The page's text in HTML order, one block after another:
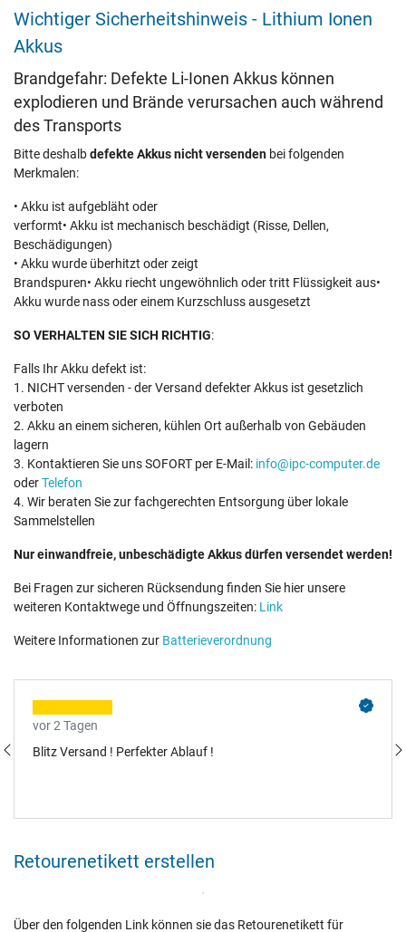
Wichtiger Sicherheitshinweis - Lithium Ionen
Akkus
Brandgefahr: Defekte Li-Ionen Akkus können
explodieren und Brände verursachen auch während
des Transports
Bitte deshalbdefekte Akkus nicht versenden bei folgenden
Merkmalen:
• Akku ist aufgebläht oder
verformt• Akku ist mechanisch beschädigt (Risse, Dellen,
Beschädigungen)
• Akku wurde überhitzt oder zeigt
Brandspuren• Akku riecht ungewöhnlich oder tritt Flüssigkeit aus•
Akku wurde nass oder einem Kurzschluss ausgesetzt
SO VERHALTEN SIE SICH RICHTIG:
Falls Ihr Akku defekt ist:
1. NICHT versenden - der Versand defekter Akkus ist gesetzlich
verboten
2. Akku an einem sicheren, kühlen Ort außerhalb von Gebäuden
lagern
3. Kontaktieren Sie uns SOFORT per E-Mail: info@ipc-computer.de
oderTelefon
4. Wir beraten Sie zur fachgerechten Entsorgung über lokale
Sammelstellen
Nur einwandfreie, unbeschädigte Akkus dürfen versendet werden!
Bei Fragen zur sicheren Rücksendung finden Sie hier unsere
weiteren Kontaktwege und Öffnungszeiten: Link
Weitere Informationen zur Batterieverordnung
vor 2 Tagen
Blitz Versand ! Perfekter Ablauf !
Retourenetikett erstellen
Über den folgenden Link können sie das Retourenetikett für